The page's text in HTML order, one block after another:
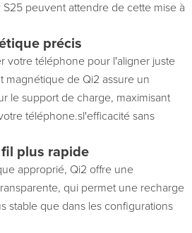
S25 peuvent attendre de cette mise à
précis
votre téléphone pour l'aligner juste
magnétique de Qi2 assure un
le support de charge, maximisant
téléphone.sl'efficacité sans
plus rapide
approprié, Qi2 offre une
qui permet une recharge
stable que dans les configurations